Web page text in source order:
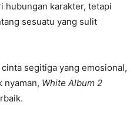
hubungan karakter, tetapi
sesuatu yang sulit
segitiga yang emosional,
nyaman, White Album 2